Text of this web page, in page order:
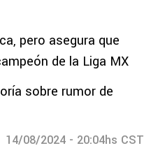
pero asegura que
de la Liga MX
sobre rumor de
14/08/2024 - 20:04hs CST